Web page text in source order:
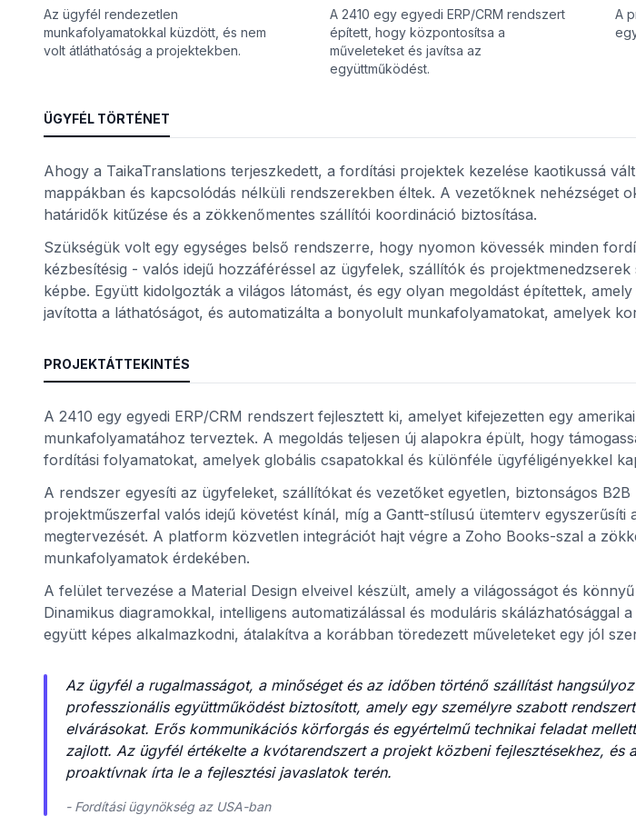
Az ügyfél rendezetlen
munkafolyamatokkal küzdött, és nem
volt átláthatóság a projektekben.
A 2410 egy egyedi ERP/CRM rendszert
épített, hogy központosítsa a
műveleteket és javítsa az
együttműködést.
A
ÜGYFÉL TÖRTÉNET
Ahogy a TaikaTranslations terjeszkedett, a fordítási projektek kezelése kaotikussá
mappákban és kapcsolódás nélküli rendszerekben éltek. A vezetőknek nehézséget
határidők kitűzése és a zökkenőmentes szállítói koordináció biztosítása.
Szükségük volt egy egységes belső rendszerre, hogy nyomon kövessék minden
kézbesítésig - valós idejű hozzáféréssel az ügyfelek, szállítók és
képbe. Együtt kidolgozták a világos látomást, és egy olyan megoldást építettek,
javította a láthatóságot, és automatizálta a bonyolult munkafolyamatokat, amelyek
PROJEKTÁTTEKINTÉS
A 2410 egy egyedi ERP/CRM rendszert fejlesztett ki, amelyet kifejezetten egy
munkafolyamatához terveztek. A megoldás teljesen új alapokra épült, hogy
fordítási folyamatokat, amelyek globális csapatokkal és különféle ügyféligényekkel
A rendszer egyesíti az ügyfeleket, szállítókat és vezetőket egyetlen, biztonságos
projektműszerfal valós idejű követést kínál, míg a Gantt-stílusú ütemterv egyszerűsíti
megtervezését. A platform közvetlen integrációt hajt végre a Zoho Books-szal a
munkafolyamatok érdekében.
A felület tervezése a Material Design elveivel készült, amely a világosságot és
Dinamikus diagramokkal, intelligens automatizálással és moduláris skálázhatósággal
együtt képes alkalmazkodni, átalakítva a korábban töredezett műveleteket egy jól
Az ügyfél a rugalmasságot, a minőséget és az időben történő szállítást
professzionális együttműködést biztosított, amely egy személyre szabott
elvárásokat. Erős kommunikációs körforgás és egyértelmű technikai feladat
zajlott. Az ügyfél értékelte a kvótarendszert a projekt közbeni fejlesztésekhez, és
proaktívnak írta le a fejlesztési javaslatok terén.
- Fordítási ügynökség az USA-ban